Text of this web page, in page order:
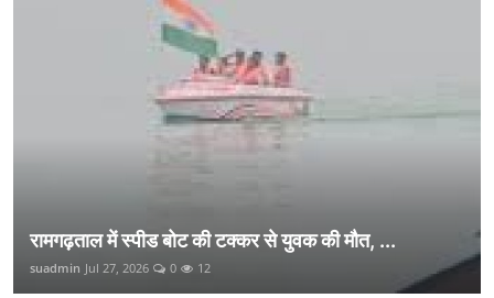
रामगढ़ताल में स्पीड बोट की टक्कर से युवक की मौत, ...
suadmin Jul 27, 2026 0 12